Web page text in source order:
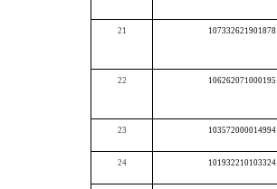
21 107332621901878
22 106262071000195
23 103572000014994
24 101932210103324